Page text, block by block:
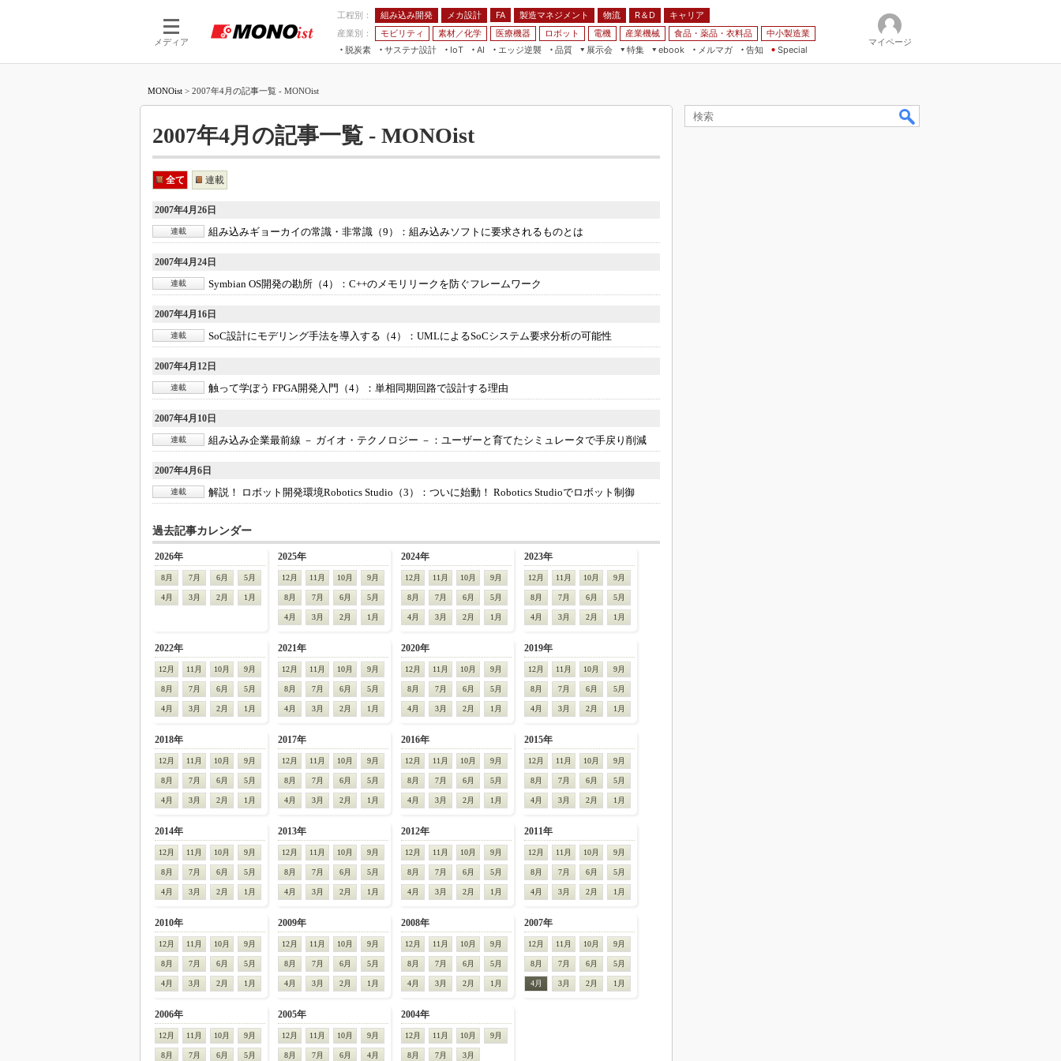
メディア
工程別： 組み込み開発 メカ設計 FA 製造マネジメント 物流 R＆D
キャリア
産業別：
モビリティ 素材／化学 医療機器 ロボット 電機 産業機械 食品・薬品・衣料品
中小製造業
脱炭素
サステナ設計
IoT
つながる工場
AI
AI×設備保全
エッジ逆襲 品質
展示会
展＆IoT/5Gソリューション展
TECHNO-FRONTIER
EdgeTech+
AUTOMOTIVE WORLD
特集
VR／AR
組み込みモデリング
車載ソフト開発
無償設計ツール
デジタルツインとCAE
メイドインジャパン
知財マネジメント
海外生産
グローバル設計・開発
制御セキュリティ
新型コロナへの対応
ebook
メルマガ
告知 Special
マイページ
MONOist > 2007年4月の記事一覧 - MONOist
2007年4月の記事一覧 - MONOist
全て 連載
2007年4月26日
連載 組み込みギョーカイの常識・非常識（9）： 組み込みソフトに要求されるものとは
2007年4月24日
連載 Symbian OS開発の勘所（4）： C++のメモリリークを防ぐフレームワーク
2007年4月16日
連載 SoC設計にモデリング手法を導入する（4）： UMLによるSoCシステム要求分析の可能性
2007年4月12日
連載 触って学ぼう FPGA開発入門（4）： 単相同期回路で設計する理由
2007年4月10日
連載 組み込み企業最前線 － ガイオ・テクノロジー －： ユーザーと育てたシミュレータで手戻り削減
2007年4月6日
連載 解説！ ロボット開発環境Robotics Studio（3）： ついに始動！ Robotics Studioでロボット制御
過去記事カレンダー
2026年
8月 7月 6月 5月
4月 3月 2月 1月
2025年
12月 11月 10月 9月
8月 7月 6月 5月
4月 3月 2月 1月
2024年
12月 11月 10月 9月
8月 7月 6月 5月
4月 3月 2月 1月
2023年
12月 11月 10月 9月
8月 7月 6月 5月
4月 3月 2月 1月
2022年
12月 11月 10月 9月
8月 7月 6月 5月
4月 3月 2月 1月
2021年
12月 11月 10月 9月
8月 7月 6月 5月
4月 3月 2月 1月
2020年
12月 11月 10月 9月
8月 7月 6月 5月
4月 3月 2月 1月
2019年
12月 11月 10月 9月
8月 7月 6月 5月
4月 3月 2月 1月
2018年
12月 11月 10月 9月
8月 7月 6月 5月
4月 3月 2月 1月
2017年
12月 11月 10月 9月
8月 7月 6月 5月
4月 3月 2月 1月
2016年
12月 11月 10月 9月
8月 7月 6月 5月
4月 3月 2月 1月
2015年
12月 11月 10月 9月
8月 7月 6月 5月
4月 3月 2月 1月
2014年
12月 11月 10月 9月
8月 7月 6月 5月
4月 3月 2月 1月
2013年
12月 11月 10月 9月
8月 7月 6月 5月
4月 3月 2月 1月
2012年
12月 11月 10月 9月
8月 7月 6月 5月
4月 3月 2月 1月
2011年
12月 11月 10月 9月
8月 7月 6月 5月
4月 3月 2月 1月
2010年
12月 11月 10月 9月
8月 7月 6月 5月
4月 3月 2月 1月
2009年
12月 11月 10月 9月
8月 7月 6月 5月
4月 3月 2月 1月
2008年
12月 11月 10月 9月
8月 7月 6月 5月
4月 3月 2月 1月
2007年
12月 11月 10月 9月
8月 7月 6月 5月
4月 3月 2月 1月
2006年
12月 11月 10月 9月
8月 7月 6月 5月
2005年
12月 11月 10月 9月
8月 7月 6月 4月
2004年
12月 11月 10月 9月
8月 7月 3月